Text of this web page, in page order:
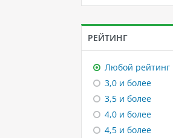
РЕЙТИНГ
Любой рейтинг
3,0 и более
3,5 и более
4,0 и более
4,5 и более